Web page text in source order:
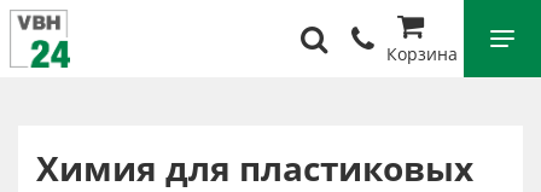
Корзина
Химия для пластиковых